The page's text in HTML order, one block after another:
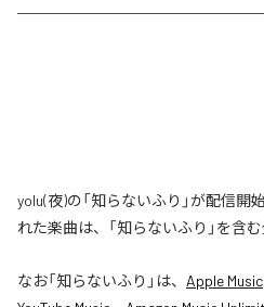
yolu(夜)の「知らないふり」が配信
れた楽曲は、「知らないふり」を含
なお「知らないふり 」は、 Apple Music